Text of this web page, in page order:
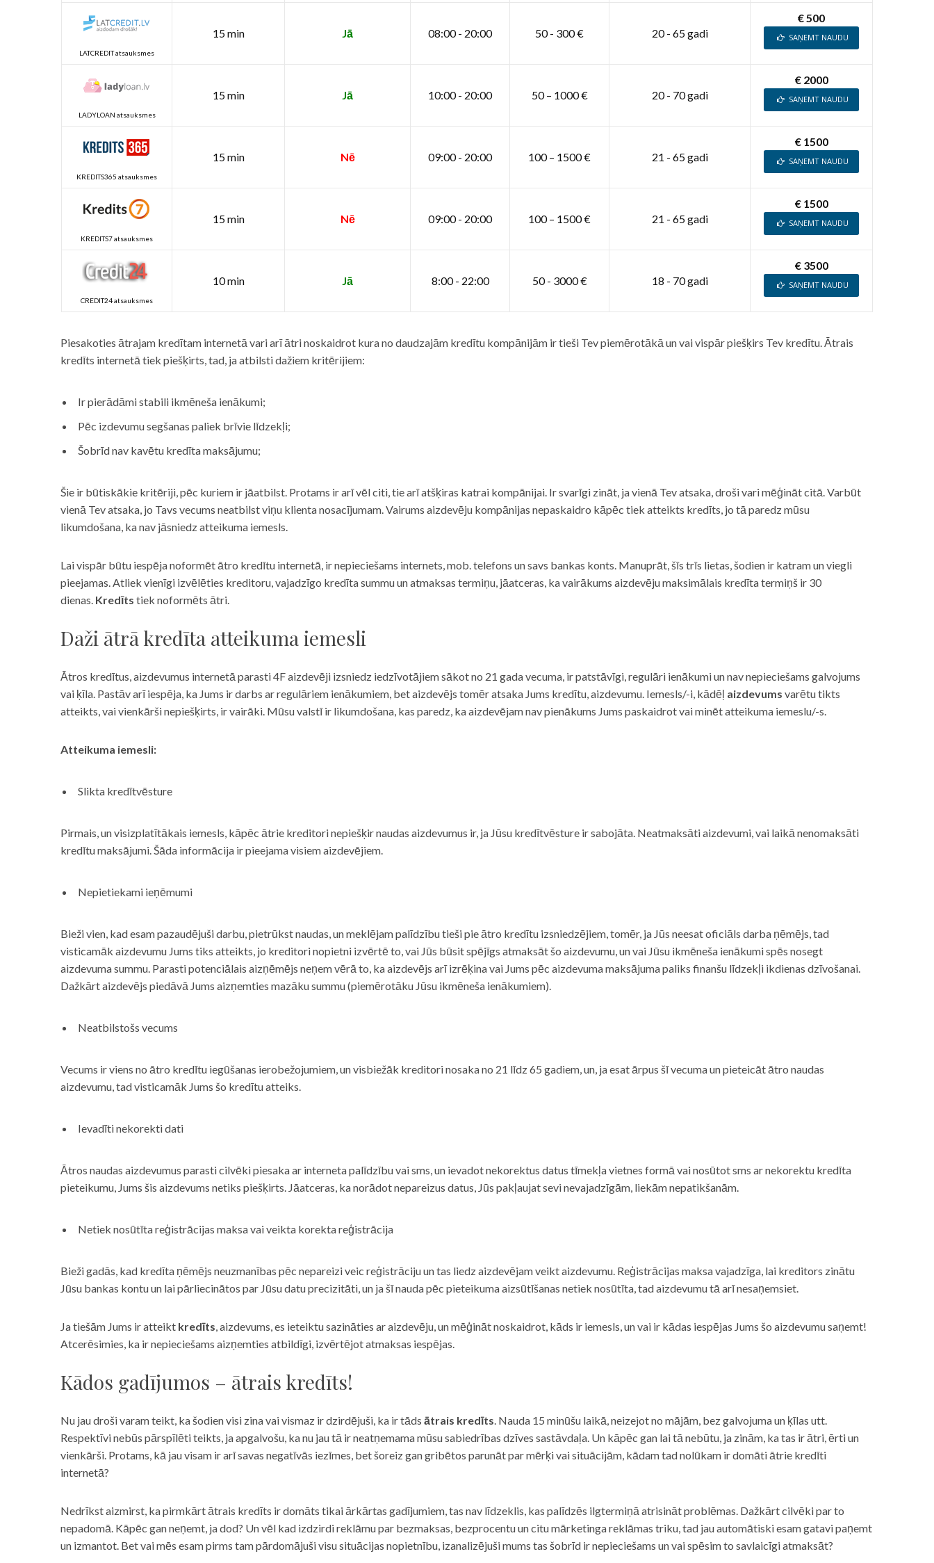
LATCREDIT atsauksmes
15 min Jā 08:00 - 20:00 50 - 300 € 20 - 65 gadi
€ 500
SAŅEMT NAUDU
LADYLOAN atsauksmes
15 min Jā 10:00 - 20:00 50 – 1000 € 20 - 70 gadi
€ 2000
SAŅEMT NAUDU
KREDITS365 atsauksmes
15 min Nē 09:00 - 20:00 100 – 1500 € 21 - 65 gadi
€ 1500
SAŅEMT NAUDU
KREDITS7 atsauksmes
15 min Nē 09:00 - 20:00 100 – 1500 € 21 - 65 gadi
€ 1500
SAŅEMT NAUDU
CREDIT24 atsauksmes
10 min Jā 8:00 - 22:00 50 - 3000 € 18 - 70 gadi
€ 3500
SAŅEMT NAUDU
Piesakoties ātrajam kredītam internetā vari arī ātri noskaidrot kura no daudzajām kredītu kompānijām ir tieši Tev piemērotākā un vai vispār piešķirs Tev kredītu. Ātrais
kredīts internetā tiek piešķirts, tad, ja atbilsti dažiem kritērijiem:
Ir pierādāmi stabili ikmēneša ienākumi;
Pēc izdevumu segšanas paliek brīvie līdzekļi;
Šobrīd nav kavētu kredīta maksājumu;
Šie ir būtiskākie kritēriji, pēc kuriem ir jāatbilst. Protams ir arī vēl citi, tie arī atšķiras katrai kompānijai. Ir svarīgi zināt, ja vienā Tev atsaka, droši vari mēģināt citā. Varbūt
vienā Tev atsaka, jo Tavs vecums neatbilst viņu klienta nosacījumam. Vairums aizdevēju kompānijas nepaskaidro kāpēc tiek atteikts kredīts, jo tā paredz mūsu
likumdošana, ka nav jāsniedz atteikuma iemesls.
Lai vispār būtu iespēja noformēt ātro kredītu internetā, ir nepieciešams internets, mob. telefons un savs bankas konts. Manuprāt, šīs trīs lietas, šodien ir katram un viegli
pieejamas. Atliek vienīgi izvēlēties kreditoru, vajadzīgo kredīta summu un atmaksas termiņu, jāatceras, ka vairākums aizdevēju maksimālais kredīta termiņš ir 30
dienas. Kredīts tiek noformēts ātri.
Daži ātrā kredīta atteikuma iemesli
Ātros kredītus, aizdevumus internetā parasti 4F aizdevēji izsniedz iedzīvotājiem sākot no 21 gada vecuma, ir patstāvīgi, regulāri ienākumi un nav nepieciešams galvojums
vai ķīla. Pastāv arī iespēja, ka Jums ir darbs ar regulāriem ienākumiem, bet aizdevējs tomēr atsaka Jums kredītu, aizdevumu. Iemesls/-i, kādēļ aizdevums varētu tikts
atteikts, vai vienkārši nepiešķirts, ir vairāki. Mūsu valstī ir likumdošana, kas paredz, ka aizdevējam nav pienākums Jums paskaidrot vai minēt atteikuma iemeslu/-s.
Atteikuma iemesli:
Slikta kredītvēsture
Pirmais, un visizplatītākais iemesls, kāpēc ātrie kreditori nepiešķir naudas aizdevumus ir, ja Jūsu kredītvēsture ir sabojāta. Neatmaksāti aizdevumi, vai laikā nenomaksāti
kredītu maksājumi. Šāda informācija ir pieejama visiem aizdevējiem.
Nepietiekami ieņēmumi
Bieži vien, kad esam pazaudējuši darbu, pietrūkst naudas, un meklējam palīdzību tieši pie ātro kredītu izsniedzējiem, tomēr, ja Jūs neesat oficiāls darba ņēmējs, tad
visticamāk aizdevumu Jums tiks atteikts, jo kreditori nopietni izvērtē to, vai Jūs būsit spējīgs atmaksāt šo aizdevumu, un vai Jūsu ikmēneša ienākumi spēs nosegt
aizdevuma summu. Parasti potenciālais aizņēmējs neņem vērā to, ka aizdevējs arī izrēķina vai Jums pēc aizdevuma maksājuma paliks finanšu līdzekļi ikdienas dzīvošanai.
Dažkārt aizdevējs piedāvā Jums aizņemties mazāku summu (piemērotāku Jūsu ikmēneša ienākumiem).
Neatbilstošs vecums
Vecums ir viens no ātro kredītu iegūšanas ierobežojumiem, un visbiežāk kreditori nosaka no 21 līdz 65 gadiem, un, ja esat ārpus šī vecuma un pieteicāt ātro naudas
aizdevumu, tad visticamāk Jums šo kredītu atteiks.
Ievadīti nekorekti dati
Ātros naudas aizdevumus parasti cilvēki piesaka ar interneta palīdzību vai sms, un ievadot nekorektus datus tīmekļa vietnes formā vai nosūtot sms ar nekorektu kredīta
pieteikumu, Jums šis aizdevums netiks piešķirts. Jāatceras, ka norādot nepareizus datus, Jūs pakļaujat sevi nevajadzīgām, liekām nepatikšanām.
Netiek nosūtīta reģistrācijas maksa vai veikta korekta reģistrācija
Bieži gadās, kad kredīta ņēmējs neuzmanības pēc nepareizi veic reģistrāciju un tas liedz aizdevējam veikt aizdevumu. Reģistrācijas maksa vajadzīga, lai kreditors zinātu
Jūsu bankas kontu un lai pārliecinātos par Jūsu datu precizitāti, un ja šī nauda pēc pieteikuma aizsūtīšanas netiek nosūtīta, tad aizdevumu tā arī nesaņemsiet.
Ja tiešām Jums ir atteikt kredīts, aizdevums, es ieteiktu sazināties ar aizdevēju, un mēģināt noskaidrot, kāds ir iemesls, un vai ir kādas iespējas Jums šo aizdevumu saņemt!
Atcerēsimies, ka ir nepieciešams aizņemties atbildīgi, izvērtējot atmaksas iespējas.
Kādos gadījumos – ātrais kredīts!
Nu jau droši varam teikt, ka šodien visi zina vai vismaz ir dzirdējuši, ka ir tāds ātrais kredīts. Nauda 15 minūšu laikā, neizejot no mājām, bez galvojuma un ķīlas utt.
Respektīvi nebūs pārspīlēti teikts, ja apgalvošu, ka nu jau tā ir neatņemama mūsu sabiedrības dzīves sastāvdaļa. Un kāpēc gan lai tā nebūtu, ja zinām, ka tas ir ātri, ērti un
vienkārši. Protams, kā jau visam ir arī savas negatīvās iezīmes, bet šoreiz gan gribētos parunāt par mērķi vai situācijām, kādam tad nolūkam ir domāti ātrie kredīti
internetā?
Nedrīkst aizmirst, ka pirmkārt ātrais kredīts ir domāts tikai ārkārtas gadījumiem, tas nav līdzeklis, kas palīdzēs ilgtermiņā atrisināt problēmas. Dažkārt cilvēki par to
nepadomā. Kāpēc gan neņemt, ja dod? Un vēl kad izdzirdi reklāmu par bezmaksas, bezprocentu un citu mārketinga reklāmas triku, tad jau automātiski esam gatavi paņemt
un izmantot. Bet vai mēs esam pirms tam pārdomājuši visu situācijas nopietnību, izanalizējuši mums tas šobrīd ir nepieciešams un vai spēsim to savlaicīgi atmaksāt?